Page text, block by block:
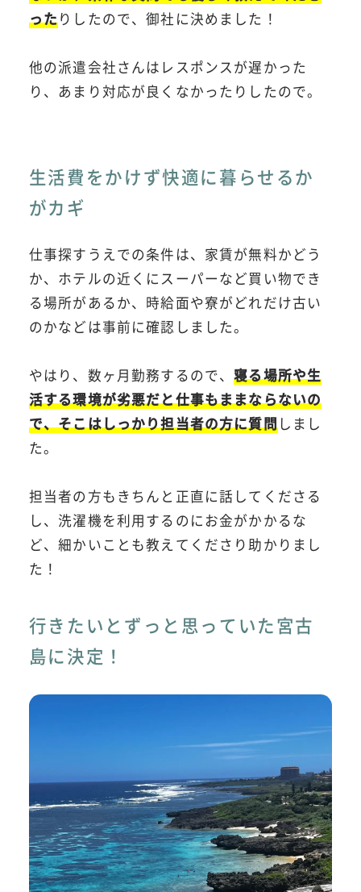
ったりしたので、御社に決めました！
他の派遣会社さんはレスポンスが遅かった
り、あまり対応が良くなかったりしたので。
生活費をかけず快適に暮らせるか
がカギ
仕事探すうえでの条件は、家賃が無料かどう
か、ホテルの近くにスーパーなど買い物でき
る場所があるか、時給面や寮がどれだけ古い
のかなどは事前に確認しました。
やはり、数ヶ月勤務するので、寝る場所や生
活する環境が劣悪だと仕事もままならないの
で、そこはしっかり担当者の方に質問しまし
た。
担当者の方もきちんと正直に話してくださる
し、洗濯機を利用するのにお金がかかるな
ど、細かいことも教えてくださり助かりまし
た！
行きたいとずっと思っていた宮古
島に決定！